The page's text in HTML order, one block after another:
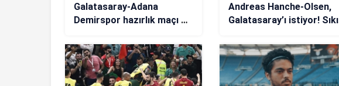
Galatasaray-Adana
Demirspor hazırlık maçı ne
kanalda canlı
yayınlanacak?
Andreas Hanche-Olsen,
Galatasaray’ı istiyor! Sıkı